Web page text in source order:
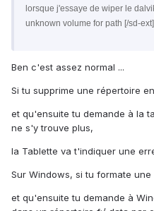
lorsque j'essaye de wiper le
unknown volume for path [/sd-
Ben c'est assez normal ...
Si tu supprime une répertoire
et qu'ensuite tu demande à la
ne s'y trouve plus,
la Tablette va t'indiquer une
Sur Windows, si tu formate une
et qu'ensuite tu demande à